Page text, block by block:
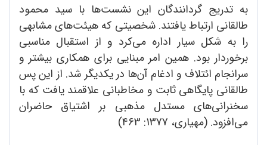
به تدریج گردانندگان این نشست‌ها با سید محمود
طالقانی ارتباط یافتند. شخصیتی که هیئت‌های مشابهی
را به شکل سیار اداره می‌کرد و از استقبال مناسبی
برخوردار بود. همین امر مبنایی برای همکاری بیشتر و
سرانجام ائتلاف و ادغام آن‌ها در یکدیگر شد. از این پس
طالقانی پایگاهی ثابت و مخاطبانی علاقمند یافت که با
سخنرانی‌های مستدل مذهبی بر اشتیاق حاضران
می‌افزود. (مهیاری، 1377: 463)